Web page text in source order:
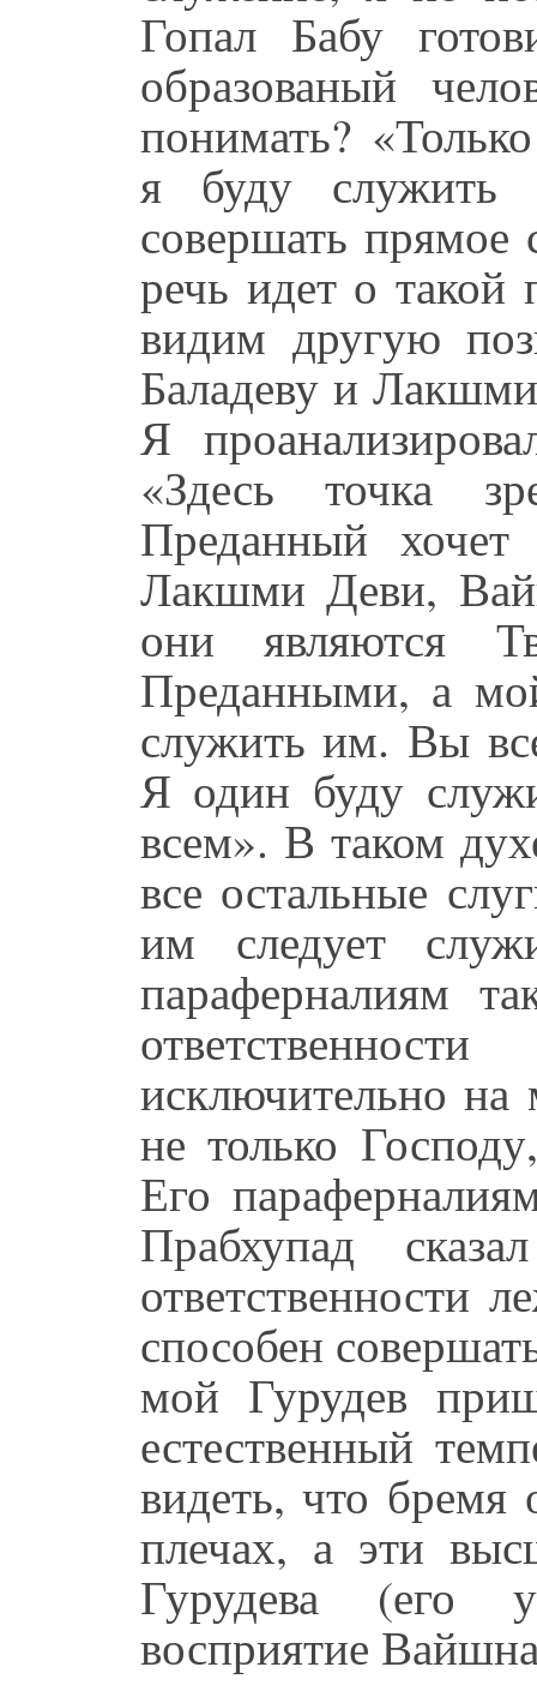
Гопал Бабу
образованый
понимать?
я буду
совершать прямое
речь идет о
видим другую
Баладеву и
Я
«Здесь точка
Преданный
Лакшми Деви,
они являются
Преданными, а
служить им. Вы
Я один буду
всем». В таком
все остальные
им следует
параферналиям
исключительно
не только
Его
Прабхупад
ответственности
способен
мой Гурудев
естественный
видеть, что бремя
плечах, а эти
Гурудева (его
восприятие